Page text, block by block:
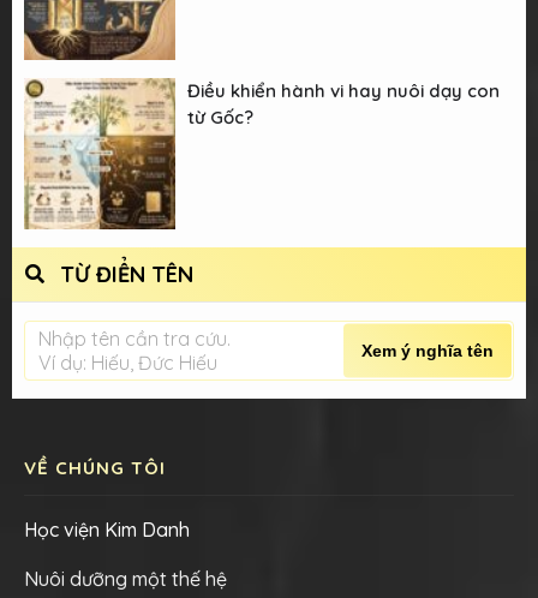
Điều khiển hành vi hay nuôi dạy con
từ Gốc?
TỪ ĐIỂN TÊN
Nhập tên cần tra cứu.
Ví dụ: Hiếu, Đức Hiếu
Xem ý nghĩa tên
VỀ CHÚNG TÔI
Học viện Kim Danh
Nuôi dưỡng một thế hệ